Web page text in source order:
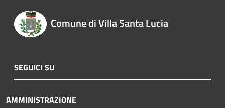
Comune di Villa Santa Lucia
SEGUICI SU
AMMINISTRAZIONE